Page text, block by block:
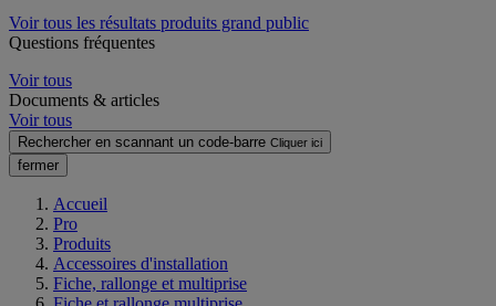
Voir tous les résultats produits grand public
Questions fréquentes
Voir tous
Documents & articles
Voir tous
Rechercher en scannant un code-barre Cliquer ici
fermer
Accueil
Pro
Produits
Accessoires d'installation
Fiche, rallonge et multiprise